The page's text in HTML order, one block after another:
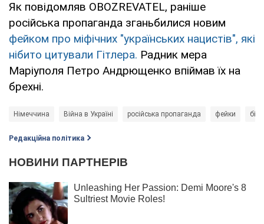
Як повідомляв OBOZREVATEL, раніше
російська пропаганда зганьбилися новим
фейком про міфічних "українських нацистів", які
нібито цитували Гітлера. Радник мера
Маріуполя Петро Андрющенко впіймав їх на
брехні.
Німеччина Війна в Україні російська пропаганда фейки
Редакційна політика